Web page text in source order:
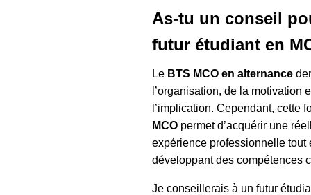
As-tu un conseil
futur étudiant en
Le BTS MCO en alternance
l’organisation, de la motivation
l’implication. Cependant, cette
MCO permet d’acquérir une
expérience professionnelle tout
développant des compétences
Je conseillerais à un futur